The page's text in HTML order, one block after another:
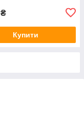
₴
Купити